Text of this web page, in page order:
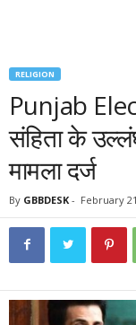
RELIGION
Punjab
संहिता के
मामला दर्ज
By GBBDESK - February